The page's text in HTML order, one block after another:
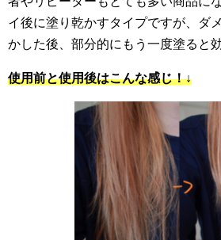
イ後に塗り乾かすタイプですが、ダ
かした後、部分的にもう一度塗ると
使用前と使用後はこんな感じ！↓